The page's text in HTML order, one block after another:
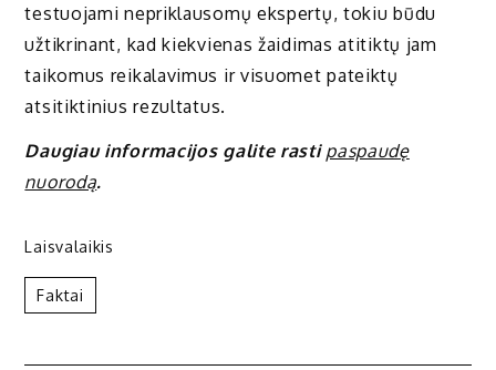
testuojami nepriklausomų ekspertų, tokiu būdu
užtikrinant, kad kiekvienas žaidimas atitiktų jam
taikomus reikalavimus ir visuomet pateiktų
atsitiktinius rezultatus.
Daugiau informacijos galite rasti paspaudę
nuorodą.
Laisvalaikis
Faktai